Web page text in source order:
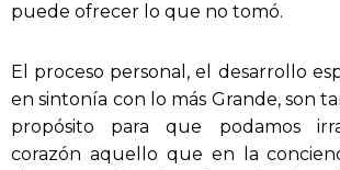
puede ofrecer lo que no tomó.
El proceso personal, el desarrollo
en sintonía con lo más Grande, son
propósito para que podamos
corazón aquello que en la